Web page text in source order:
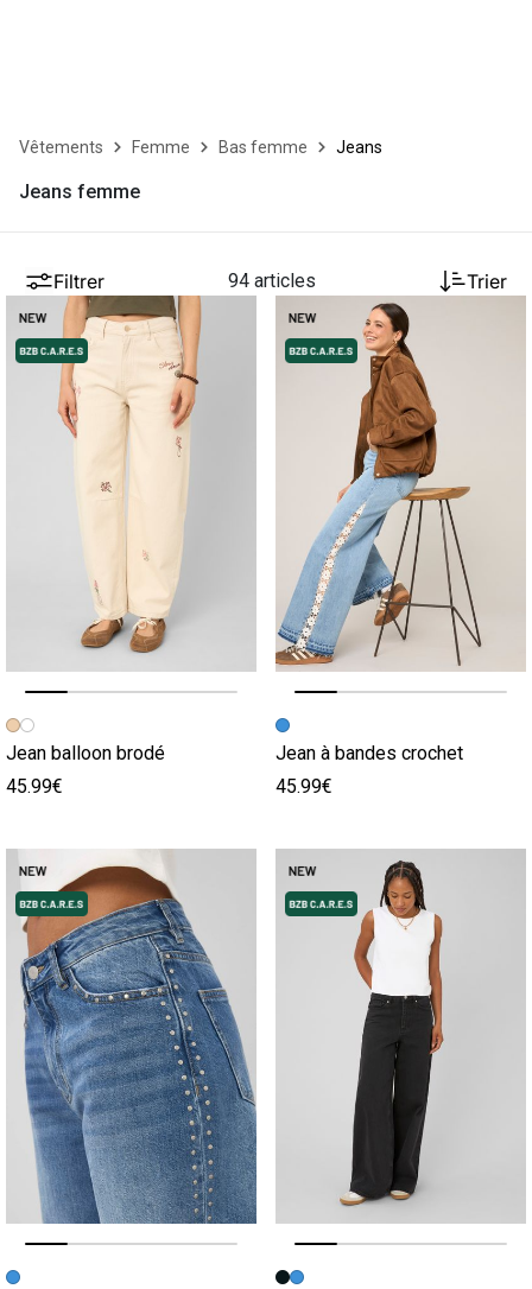
Vêtements Femme Bas femme Jeans
Jeans femme
Filtrer 94 articles Trier
Image précédente
Image suivante
Jean balloon brodé
45.99€
Image précédente
Image suivante
Jean à bandes crochet
45.99€
Image précédente
Image suivante
Image précédente
Image suivante